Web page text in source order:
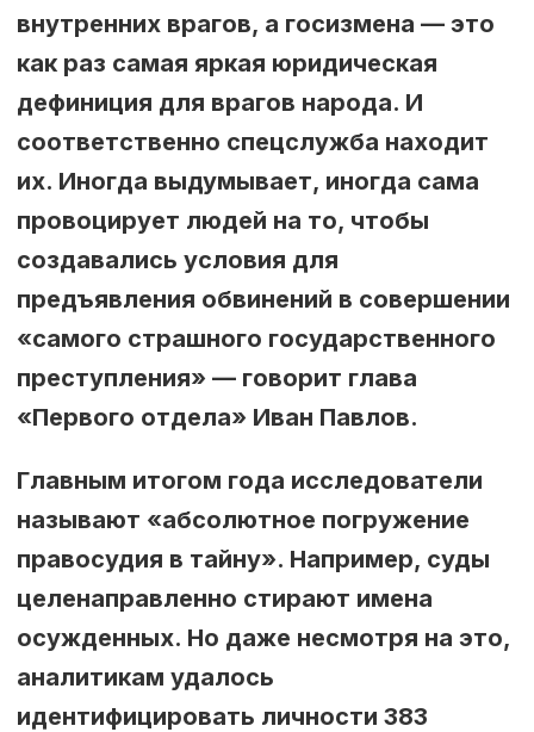
внутренних врагов, а госизмена –– это
как раз самая яркая юридическая
дефиниция для врагов народа. И
соответственно спецслужба находит
их. Иногда выдумывает, иногда сама
провоцирует людей на то, чтобы
создавались условия для
предъявления обвинений в совершении
«самого страшного государственного
преступления» –– говорит глава
«Первого отдела» Иван Павлов.
Главным итогом года исследователи
называют «абсолютное погружение
правосудия в тайну». Например, суды
целенаправленно стирают имена
осужденных. Но даже несмотря на это,
аналитикам удалось
идентифицировать личности 383